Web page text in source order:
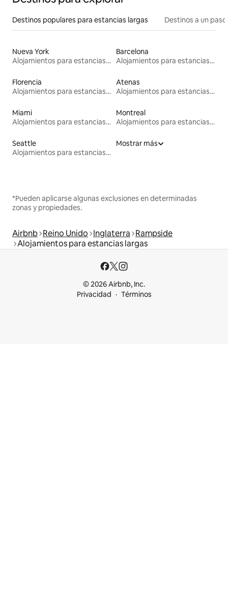
Destinos populares para estancias largas Destinos a un
Nueva York
Alojamientos para estancias largas
Barcelona
Alojamientos para estancias largas
Florencia
Alojamientos para estancias largas
Atenas
Alojamientos para estancias largas
Miami
Alojamientos para estancias largas
Montreal
Alojamientos para estancias largas
Seattle
Alojamientos para estancias largas
Mostrar más
*Pueden aplicarse algunas exclusiones en determinadas
zonas y propiedades.
Airbnb Reino Unido Inglaterra Rampside
Alojamientos para estancias largas
© 2026 Airbnb, Inc.
Privacidad
Términos